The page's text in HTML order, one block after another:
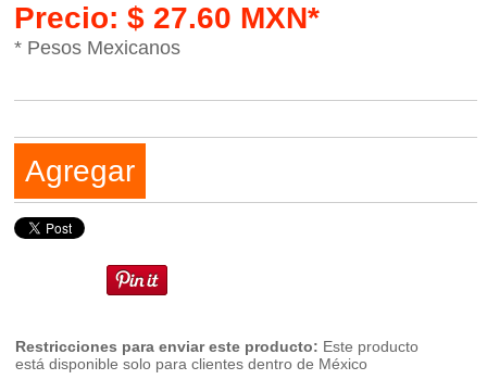
Precio: $ 27.60 MXN*
* Pesos Mexicanos
Agregar
Restricciones para enviar este producto: Este producto
está disponible solo para clientes dentro de México